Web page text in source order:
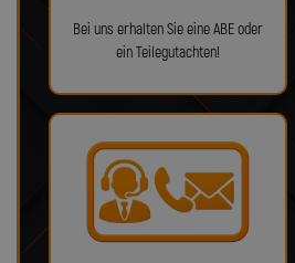
Bei uns erhalten Sie eine ABE oder
ein Teilegutachten!